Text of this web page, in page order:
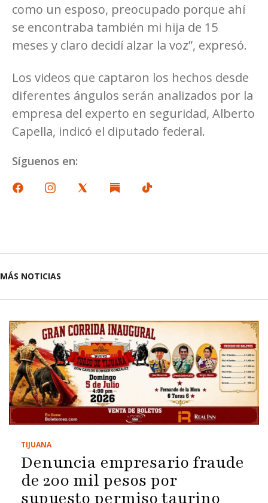
como un esposo, preocupado porque ahí
se encontraba también mi hija de 15
meses y claro decidí alzar la voz”, expresó.
Los videos que captaron los hechos desde
diferentes ángulos serán analizados por la
empresa del experto en seguridad, Alberto
Capella, indicó el diputado federal.
Síguenos en:
MÁS NOTICIAS
TIJUANA
Denuncia empresario fraude
de 200 mil pesos por
supuesto permiso taurino